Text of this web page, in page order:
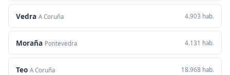
Vedra A Coruña 4.903 hab.
Moraña Pontevedra 4.131 hab.
Teo A Coruña 18.968 hab.